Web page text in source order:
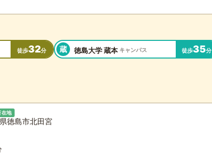
徒歩32分 蔵 徳島大学 蔵本 キャンパス 徒歩35分
在地
徳島市北田宮